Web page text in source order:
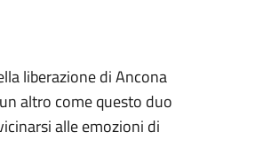
liberazione di Ancona
altro come questo duo
alle emozioni di